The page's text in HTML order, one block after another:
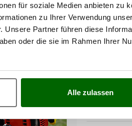
für soziale Medien anbieten zu
zu Ihrer Verwendung
Unsere Partner führen diese
oder die sie im Rahmen Ihrer
Alle zulassen
Mähroboters
und Wartung.
Traktoren
(6)
Leichtgrubber
Mähroboter
Manuelle